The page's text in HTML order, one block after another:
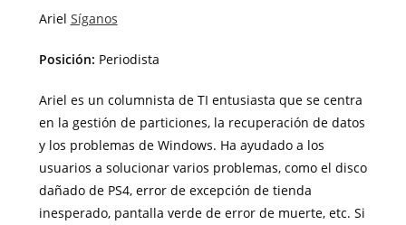
Ariel Síganos
Posición: Periodista
Ariel es un columnista de TI entusiasta que se centra
en la gestión de particiones, la recuperación de datos
y los problemas de Windows. Ha ayudado a los
usuarios a solucionar varios problemas, como el disco
dañado de PS4, error de excepción de tienda
inesperado, pantalla verde de error de muerte, etc. Si